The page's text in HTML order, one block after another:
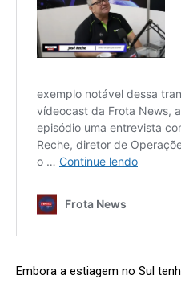
Embora a estiagem no Sul